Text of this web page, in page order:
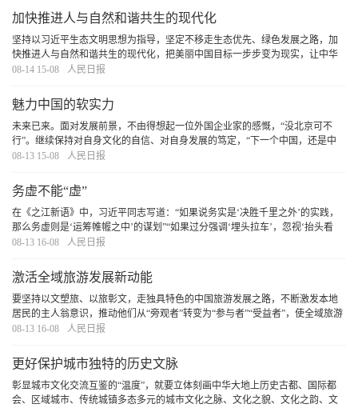
加快推进人与自然和谐共生的现代化
坚持以习近平生态文明思想为指导，坚定不移走生态优先、绿色发展之路，加
快推进人与自然和谐共生的现代化，把美丽中国目标一步步变为现实，让中华
大地蓝天永驻、青山常在、绿水长流。
08-14 15-08 人民日报
魅力中国的软实力
未来已来。面对发展前景，不由得想起一位外国企业家的感慨，“没北京可不
行”。继续保持对自身文化的自信、对自身发展的笃定，“下一个中国，还是中
国”。 [详细]
08-13 15-08 人民日报
务虚不能“虚”
在《之江新语》中，习近平同志写道：“如果说务实是‘决胜千里之外’的实践，
那么务虚则是‘运筹帷幄之中’的谋划”“如果过分强调‘埋头拉车’，忽视‘抬头看
路’，那就会陷于千头万绪的事务泥潭而不可拔”。可见，务虚对党员干部干事创
08-13 16-08 人民日报
激活全域旅游发展新动能
要坚持以文塑旅、以旅彰文，走独具特色的中国旅游发展之路，不断激发本地
居民的主人翁意识，推动他们从“旁观者”转变为“参与者”“受益者”，使全域旅游
不仅为游客提供超越景观的独特人文体验与情感体验，更为当地带来就业增
08-13 16-08 人民日报
更好保护城市独特的历史文脉
彰显城市文化交流互鉴的“温度”，就要立体刻画中华大地上历史古都、国际都
会、区域城市、传统城镇多态多元的城市文化之脉、文化之貌、文化之韵、文